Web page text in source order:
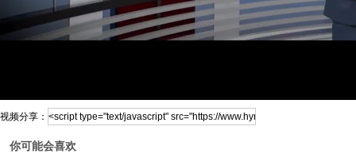
视频分享：
你可能会喜欢